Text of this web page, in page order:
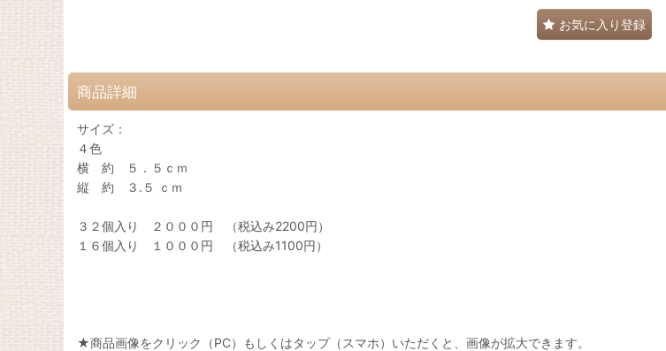
お気に入り登録
商品詳細
サイズ：
４色
横 約 ５．５ｃｍ
縦 約 ３.５ ｃｍ
３２個入り ２０００円 （税込み2200円）
１６個入り １０００円 （税込み1100円）
★商品画像をクリック（PC）もしくはタップ（スマホ）いただくと、画像が拡大できます。